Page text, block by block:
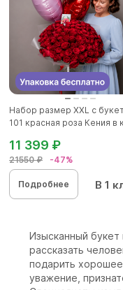
Набор размер ХХL с
101 красная роза Кения в
21550 ₽ -47%
11 399 ₽
Подробнее В 1
Изысканный
рассказать
подарить
уважение,